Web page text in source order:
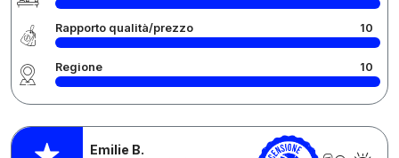
Rapporto qualità/prezzo 10
Regione 10
Emilie B.